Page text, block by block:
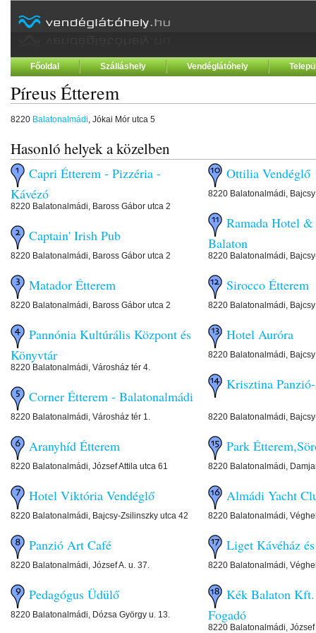
Főoldal Szálláshely Vendéglátóhely
Píreus Étterem
8220 Balatonalmádi, Jókai Mór utca 5
Hasonló helyek a közelben
Capri Étterem - Pizzéria -
Kávézó
8220 Balatonalmádi, Baross Gábor utca 2
Captain' Irish Pub
8220 Balatonalmádi, Baross Gábor utca 2
Matador Étterem
8220 Balatonalmádi, Baross Gábor utca 2
Pannónia Kultúrális Központ és
Könyvtár
8220 Balatonalmádi, Városház tér 4.
Corner Étterem - Balatonalmádi
8220 Balatonalmádi, Városház tér 1.
Aranyhíd Étterem
8220 Balatonalmádi, József Attila utca 61
Hotel Viktória Vendéglő
8220 Balatonalmádi, Bajcsy-Zsilinszky utca 42
Panzió Art Café
8220 Balatonalmádi, József A. u. 37.
Pedagógus Üdülő
8220 Balatonalmádi, Dózsa György u. 13.
Ottilia
8220 Balatonalmádi,
Ramada Hotel
Balaton
8220 Balatonalmádi,
Sirocco
8220 Balatonalmádi,
Hotel Auróra
8220 Balatonalmádi,
Krisztina
8220 Balatonalmádi,
Park
8220 Balatonalmádi,
Almádi Yacht
8220 Balatonalmádi,
Liget Kávéház
8220 Balatonalmádi,
Kék Balaton Kft.
Fogadó
8220 Balatonalmádi, József